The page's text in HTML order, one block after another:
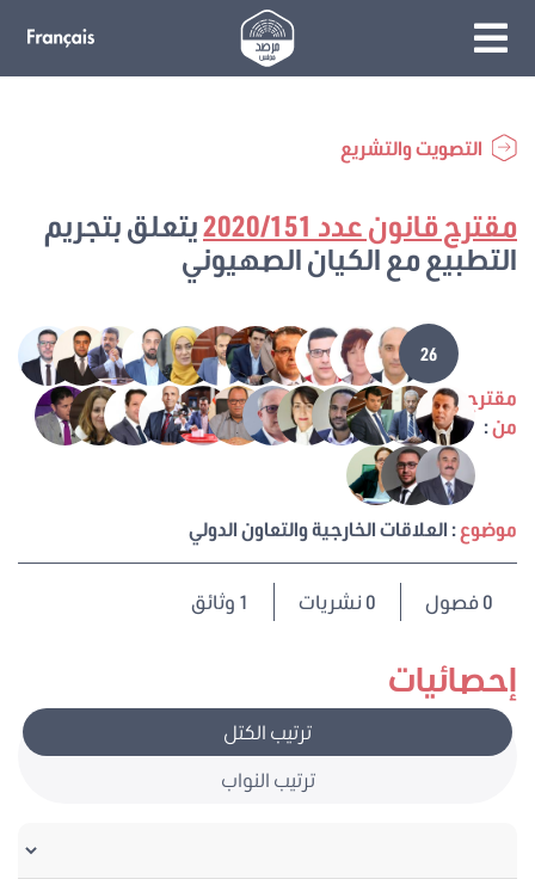
التصويت والتشريع
إحصائيات
ترتيب الكتل
ترتيب النواب
مقترح قانون عدد 2020/151
يتعلق بتجريم
التطبيع مع الكيان الصهيوني
مقترح
من:
26
موضوع: العلاقات الخارجية والتعاون الدولي
0فصول 0 نشريات 1 وثائق